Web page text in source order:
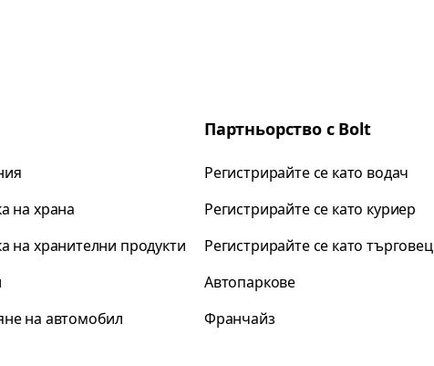
на храна
на хранителни продукти
на автомобил
Партньорство с Bolt
Регистрирайте се като водач
Регистрирайте се като куриер
Регистрирайте се като търговец
Автопаркове
Франчайз